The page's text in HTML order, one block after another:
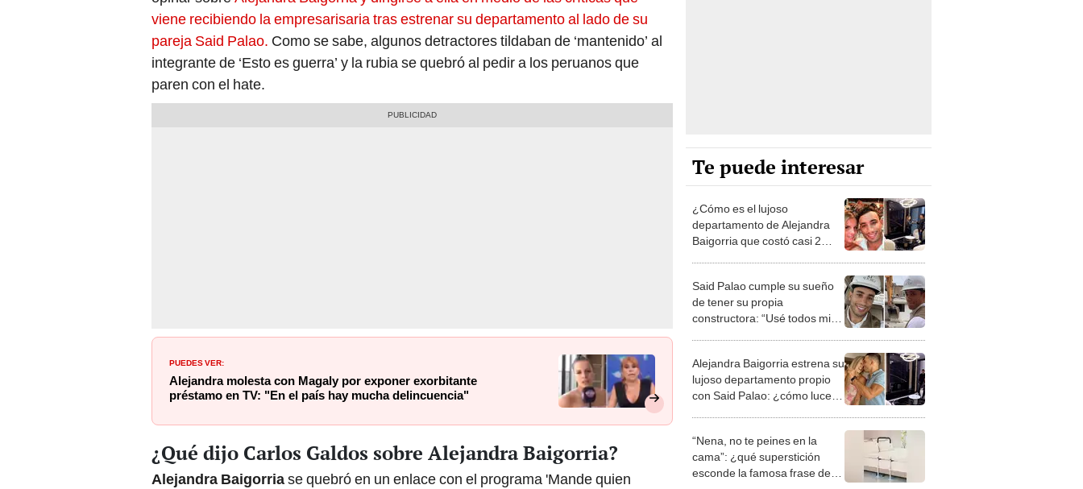
viene recibiendo la empresarisaria tras estrenar su departamento al lado de su
pareja Said Palao. Como se sabe, algunos detractores tildaban de ‘mantenido’ al
integrante de ‘Esto es guerra’ y la rubia se quebró al pedir a los peruanos que
paren con el hate.
PUEDES VER:
Alejandra molesta con Magaly por exponer exorbitante
préstamo en TV: "En el país hay mucha delincuencia"
¿Qué dijo Carlos Galdos sobre Alejandra Baigorria?
Alejandra Baigorriase quebró en un enlace con el programa 'Mande quien
Te puede interesar
¿Cómo es el lujoso
departamento de Alejandra
Baigorria que costó casi 2
Said Palao cumple su sueño
de tener su propia
constructora: “Usé todos mis
Alejandra Baigorria estrena su
lujoso departamento propio
con Said Palao: ¿cómo luce
“Nena, no te peines en la
cama”: ¿qué superstición
esconde la famosa frase de